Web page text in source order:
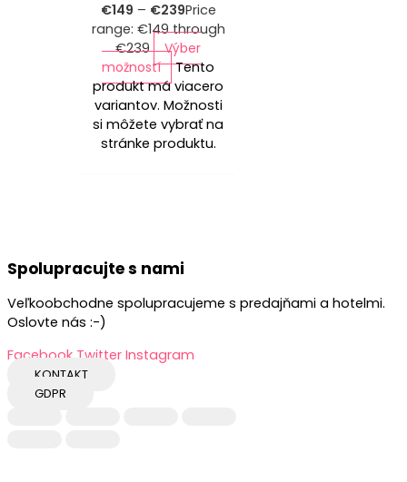
€149 – €239Price
range: €149 through
€239
Výber
možností
Tento
produkt má viacero
variantov. Možnosti
si môžete vybrať na
stránke produktu.
Spolupracujte s nami
Veľkoobchodne spolupracujeme s predajňami a hotelmi.
Oslovte nás :-)
Facebook Twitter Instagram
KONTAKT
GDPR